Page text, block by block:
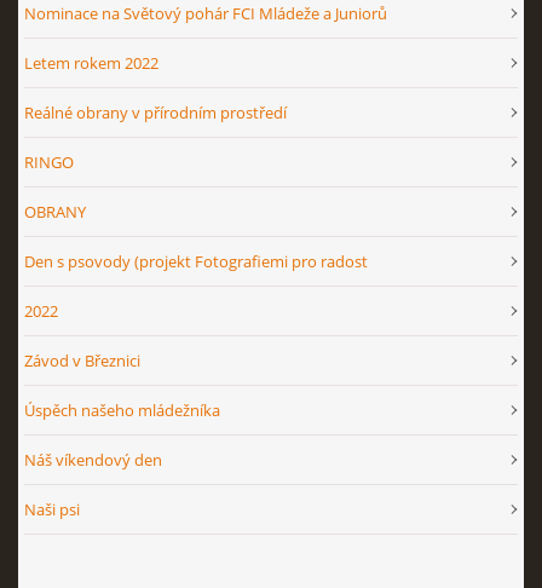
Nominace na Světový pohár FCI Mládeže a Juniorů
Letem rokem 2022
Reálné obrany v přírodním prostředí
RINGO
OBRANY
Den s psovody (projekt Fotografiemi pro radost
2022
Závod v Březnici
Úspěch našeho mládežníka
Náš víkendový den
Naši psi